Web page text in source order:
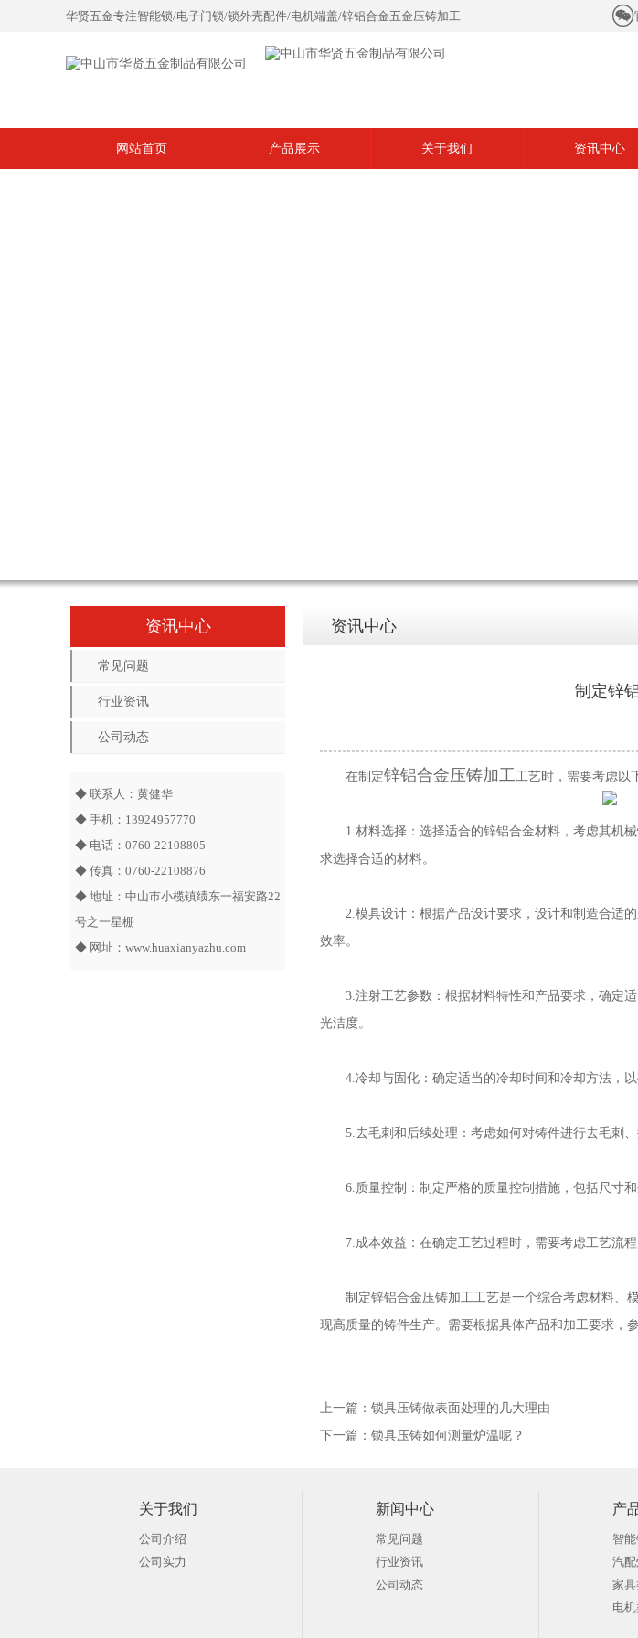
华贤五金专注智能锁/电子门锁/锁外壳配件/电机端盖/锌铝合金五金压铸加工 
网站首页 产品展示 关于我们 资讯中心
资讯中心
常见问题
行业资讯
公司动态
◆ 联系人：黄健华
◆ 手机：13924957770
◆ 电话：0760-22108805
◆ 传真：0760-22108876
◆ 地址：中山市小榄镇绩东一福安路22
号之一星棚
◆ 网址： www.huaxianyazhu.com
资讯中心
制定锌
在制定锌铝合金压铸加工工艺时，需要考虑以
1.材料选择：选择适合的锌铝合金材料，考虑其机
求选择合适的材料。
2.模具设计：根据产品设计要求，设计和制造合适
效率。
3.注射工艺参数：根据材料特性和产品要求，确定
光洁度。
4.冷却与固化：确定适当的冷却时间和冷却方法，
5.去毛刺和后续处理：考虑如何对铸件进行去毛刺
6.质量控制：制定严格的质量控制措施，包括尺寸
7.成本效益：在确定工艺过程时，需要考虑工艺流
制定锌铝合金压铸加工工艺是一个综合考虑材料、
现高质量的铸件生产。需要根据具体产品和加工要求
上一篇： 锁具压铸做表面处理的几大理由
下一篇： 锁具压铸如何测量炉温呢？
关于我们
公司介绍
公司实力
新闻中心
常见问题
行业资讯
公司动态
产
智
汽
家
电